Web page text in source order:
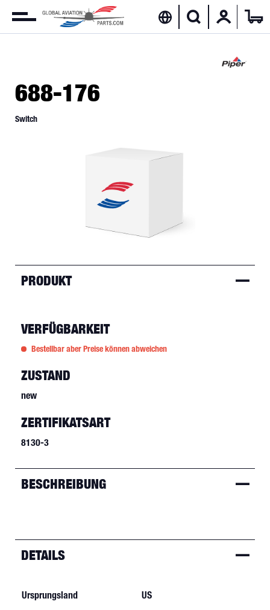
688-176
Switch
PRODUKT
VERFÜGBARKEIT
Bestellbar aber Preise können abweichen
ZUSTAND
new
ZERTIFIKATSART
8130-3
BESCHREIBUNG
DETAILS
Ursprungsland
US